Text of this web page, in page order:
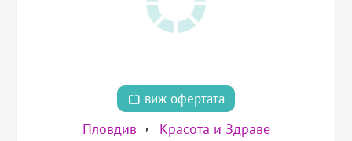
виж офертата
Пловдив Красота и Здраве